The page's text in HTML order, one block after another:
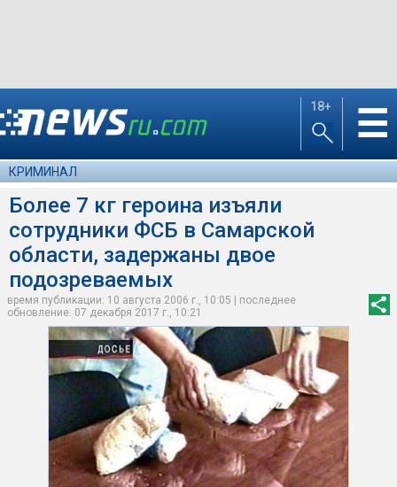
18+ ☰
КРИМИНАЛ
Более 7 кг героина изъяли
сотрудники ФСБ в Самарской
области, задержаны двое
подозреваемых
время публикации: 10 августа 2006 г., 10:05 | последнее
обновление: 07 декабря 2017 г., 10:21